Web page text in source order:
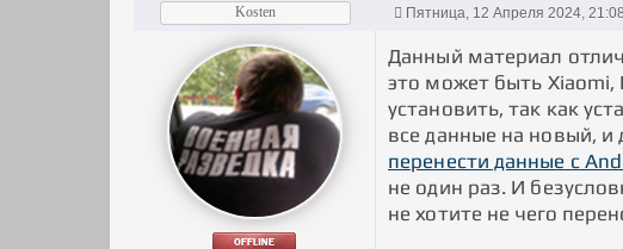
Kosten Пятница, 12 Апреля 2024,
Данный материал
это может быть Xiaomi,
установить, так как
все данные на новый, и
перенести данные с
не один раз. И
не хотите не чего